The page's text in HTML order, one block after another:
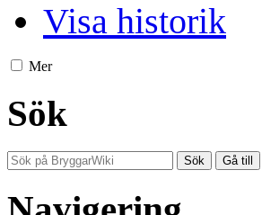
Visa historik
Mer
Sök